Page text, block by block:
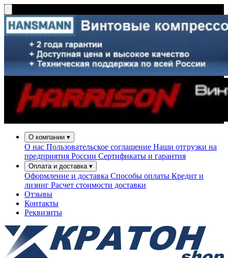
О компании ▾
О нас Пользовательское соглашение Наши отгрузки на
предприятия России Сертификаты и гарантия
Оплата и доставка ▾
Оформление и доставка Способы оплаты Кредит и
лизинг Расчет стоимости доставки
Отзывы
Контакты
Реквизиты